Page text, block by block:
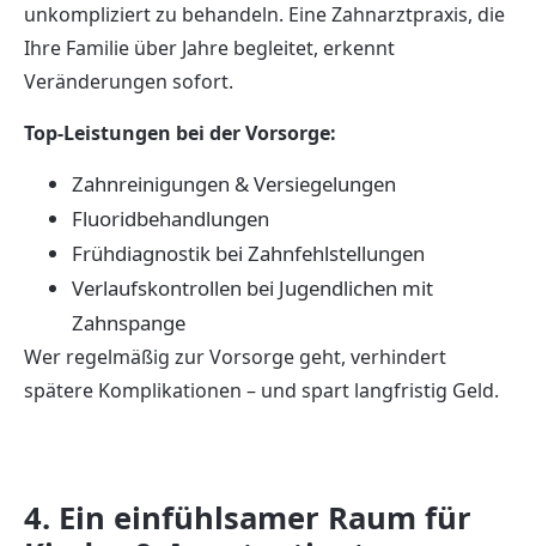
unkompliziert zu behandeln. Eine Zahnarztpraxis, die
Ihre Familie über Jahre begleitet, erkennt
Veränderungen sofort.
Top-Leistungen bei der Vorsorge:
Zahnreinigungen & Versiegelungen
Fluoridbehandlungen
Frühdiagnostik bei Zahnfehlstellungen
Verlaufskontrollen bei Jugendlichen mit
Zahnspange
Wer regelmäßig zur Vorsorge geht, verhindert
spätere Komplikationen – und spart langfristig Geld.
4. Ein einfühlsamer Raum für